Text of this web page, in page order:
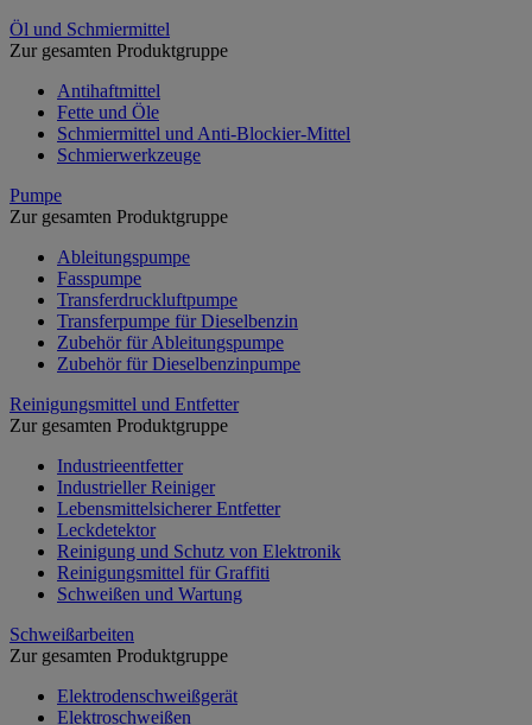
Öl und Schmiermittel
Zur gesamten Produktgruppe
Antihaftmittel
Fette und Öle
Schmiermittel und Anti-Blockier-Mittel
Schmierwerkzeuge
Pumpe
Zur gesamten Produktgruppe
Ableitungspumpe
Fasspumpe
Transferdruckluftpumpe
Transferpumpe für Dieselbenzin
Zubehör für Ableitungspumpe
Zubehör für Dieselbenzinpumpe
Reinigungsmittel und Entfetter
Zur gesamten Produktgruppe
Industrieentfetter
Industrieller Reiniger
Lebensmittelsicherer Entfetter
Leckdetektor
Reinigung und Schutz von Elektronik
Reinigungsmittel für Graffiti
Schweißen und Wartung
Schweißarbeiten
Zur gesamten Produktgruppe
Elektrodenschweißgerät
Elektroschweißen